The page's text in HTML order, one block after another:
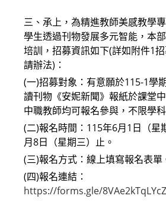
三、承上，為精進教師美感教學
學生透過刊物發展多元智能，本
培訓，招募資訊如下(詳如附件1
請辦法)：
(一)招募對象：有意願於115-1學
讀刊物《安妮新聞》報紙於課堂
中職教師均可報名參與，不限學
(二)報名時間：115年6月1日（星
月8日（星期三）止。
(三)報名方式：線上填寫報名表單
(四)報名連結：
https://forms.gle/